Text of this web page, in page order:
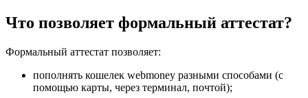
Что позволяет формальный аттестат?
Формальный аттестат позволяет:
пополнять кошелек webmoney разными способами (с
помощью карты, через терминал, почтой);